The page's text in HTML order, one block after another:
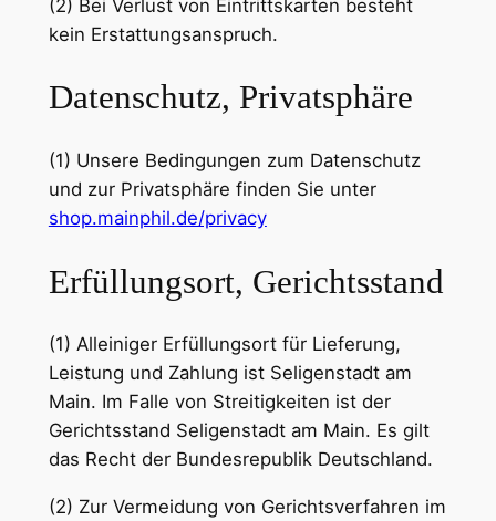
(2) Bei Verlust von Eintrittskarten besteht
kein Erstattungsanspruch.
Datenschutz, Privatsphäre
(1) Unsere Bedingungen zum Datenschutz
und zur Privatsphäre finden Sie unter
shop.mainphil.de/privacy
Erfüllungsort, Gerichtsstand
(1) Alleiniger Erfüllungsort für Lieferung,
Leistung und Zahlung ist Seligenstadt am
Main. Im Falle von Streitigkeiten ist der
Gerichtsstand Seligenstadt am Main. Es gilt
das Recht der Bundesrepublik Deutschland.
(2) Zur Vermeidung von Gerichtsverfahren im